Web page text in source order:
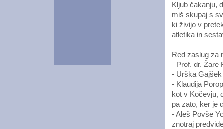
Kljub čakanju,
miš skupaj s
ki živijo v
atletika in
Red zaslug za
- Prof. dr. Žare
- Urška Gajšek
- Klaudija
kot v Kočevju,
pa zato, ker je
- Aleš Povše
znotraj